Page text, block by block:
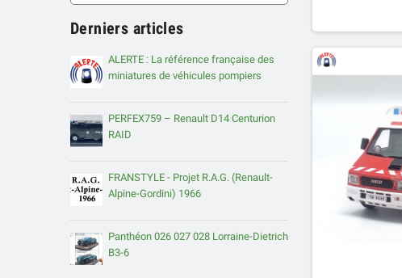
Derniers articles
ALERTE : La référence française des
miniatures de véhicules pompiers
PERFEX759 – Renault D14 Centurion
RAID
FRANSTYLE - Projet R.A.G. (Renault-
Alpine-Gordini) 1966
Panthéon 026 027 028 Lorraine-Dietrich
B3-6